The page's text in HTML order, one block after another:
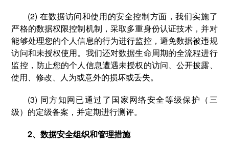
(2) 在数据访问和使用的安全控制方面，我们实施了
严格的数据权限控制机制，采取多重身份认证技术，并对
能够处理您的个人信息的行为进行监控，避免数据被违规
访问和未授权使用。我们还对数据生命周期的全流程进行
监控，防止您的个人信息遭遇未授权的访问、公开披露、
使用、修改、人为或意外的损坏或丢失。
(3) 同方知网已通过了国家网络安全等级保护（三
级）的定级备案，并定期进行测评。
2、数据安全组织和管理措施